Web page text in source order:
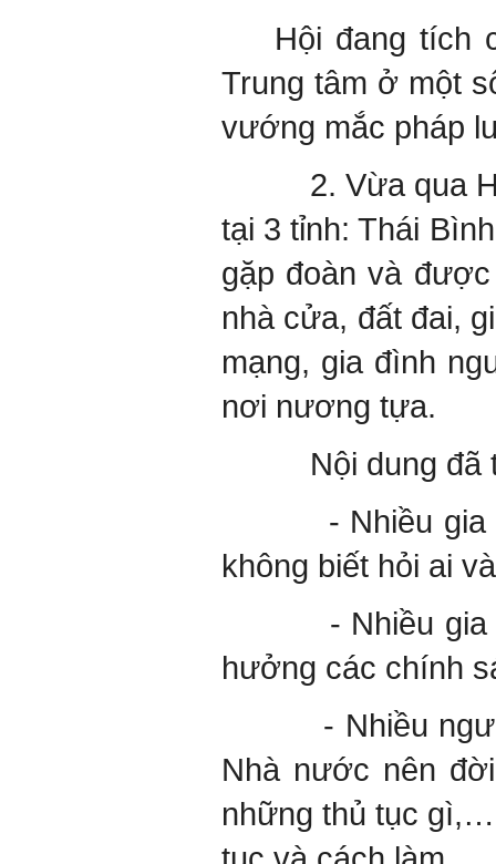
Hội đang tích
Trung tâm ở một
vướng mắc pháp
2. Vừa qua Hội
tại 3 tỉnh: Thái
gặp đoàn và
nhà cửa, đất đai,
mạng, gia đình
nơi nương tựa.
Nội dung đã tư
- Nhiều gia
không biết hỏi ai
- Nhiều gia
hưởng các chính
- Nhiều người
Nhà nước nên
những thủ tục